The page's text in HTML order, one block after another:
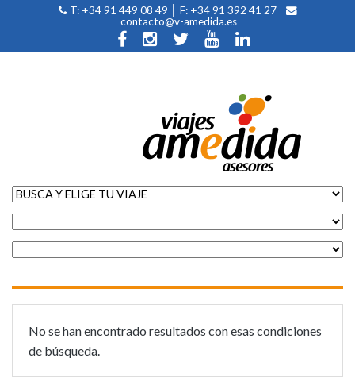
T: +34 91 449 08 49 │ F: +34 91 392 41 27
contacto@v-amedida.es
IDENTIFÍCATE
VIDEOS
CIRCUITOS
FOLLETOS
No se han encontrado resultados con esas condiciones
de búsqueda.